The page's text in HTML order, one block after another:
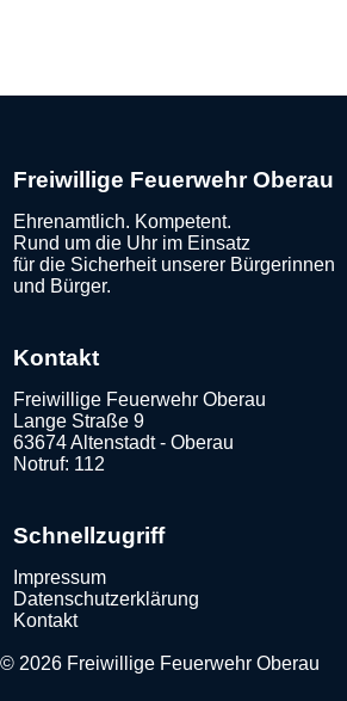
Freiwillige Feuerwehr Oberau
Ehrenamtlich. Kompetent.
Rund um die Uhr im Einsatz
für die Sicherheit unserer Bürgerinnen
und Bürger.
Kontakt
Freiwillige Feuerwehr Oberau
Lange Straße 9
63674 Altenstadt - Oberau
Notruf: 112
Schnellzugriff
Impressum
Datenschutzerklärung
Kontakt
© 2026 Freiwillige Feuerwehr Oberau